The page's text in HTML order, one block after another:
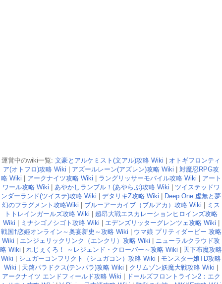
運営中のwiki一覧: 文豪とアルケミスト(文アル)攻略 Wiki | オトギフロンティ
ア(オトフロ)攻略 Wiki | アズールレーン(アズレン)攻略 Wiki | 対魔忍RPG攻
略 Wiki | アークナイツ攻略 Wiki | ラングリッサーモバイル攻略 Wiki | アート
ワール攻略 Wiki | あやかしランブル！(あやらぶ)攻略 Wiki | ツイステッドワ
ンダーランド(ツイステ)攻略 Wiki | デタリキZ攻略 Wiki | Deep One 虚無と夢
幻のフラグメント攻略Wiki | ブルーアーカイブ（ブルアカ）攻略 Wiki | ミス
トトレインガールズ攻略 Wiki | 超昂大戦エスカレーションヒロインズ攻略
Wiki | ミナシゴノシゴト攻略 Wiki | エデンズリッターグレンツェ攻略 Wiki |
戦国†恋姫オンライン～奥宴新史～攻略 Wiki | ウマ娘 プリティダービー 攻略
Wiki | エンジェリックリンク（エンクリ）攻略 Wiki | ニューラルクラウド攻
略 Wiki | れじぇくろ！ ～レジェンド・クローバー～攻略 Wiki | 天下布魔攻略
Wiki | シュガーコンフリクト（シュガコン）攻略 Wiki | モンスター娘TD攻略
Wiki | 天啓パラドクス(テンパラ)攻略 Wiki | クリムゾン妖魔大戦攻略 Wiki |
アークナイツ エンドフィールド攻略 Wiki | ドールズフロントライン2：エク